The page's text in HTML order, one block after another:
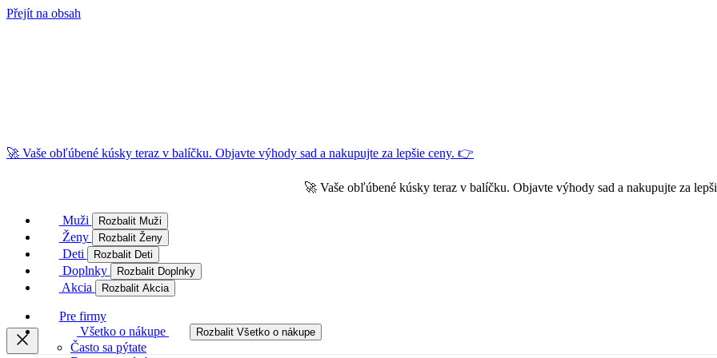
Přejít na obsah
🚀 Vaše obľúbené kúsky teraz v balíčku. Objavte výhody sad a nakupujte za lepšie ceny. 👉
🚀 Vaše obľúbené kúsky teraz v balíčku. Objavte výhody sad a nakupujte za
Muži Rozbalit Muži
Ženy Rozbalit Ženy
Deti Rozbalit Deti
Doplnky Rozbalit Doplnky
Akcia Rozbalit Akcia
Pre firmy
Všetko o nákupe
Rozbalit Všetko o nákupe
Často sa pýtate